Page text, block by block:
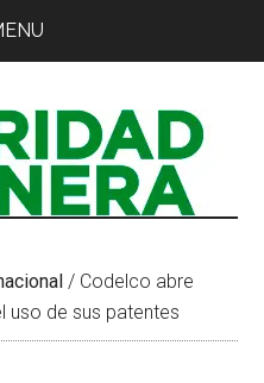
/ Codelco abre
uso de sus patentes